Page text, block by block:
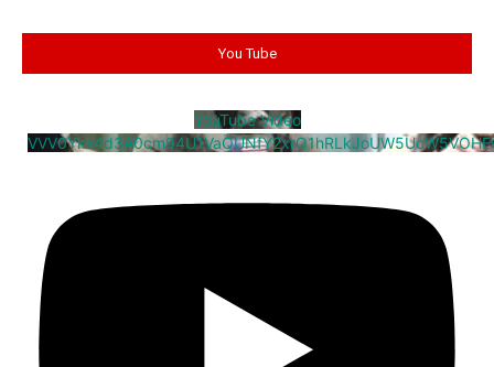
You Tube
YouTube Video